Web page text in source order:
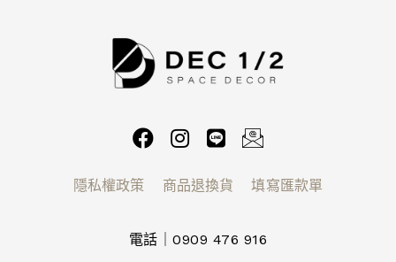
隱私權政策 商品退換貨 填寫匯款單
電話｜0909 476 916